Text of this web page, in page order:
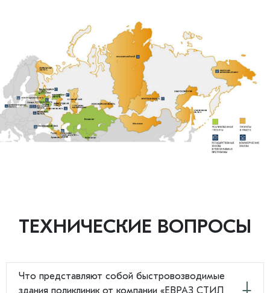
ТЕХНИЧЕСКИЕ ВОПРОСЫ
Что представляют собой быстровозводимые
здания поликлиник от компании «ЕВРАЗ СТИЛ